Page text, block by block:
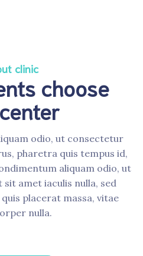
clinic
choose
odio, ut consectetur
pharetra quis tempus id,
aliquam odio, ut
amet iaculis nulla, sed
placerat massa, vitae
nulla.